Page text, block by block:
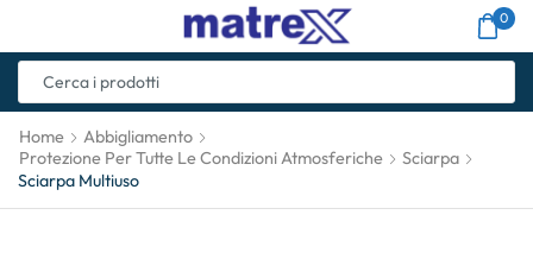
0
Home
Abbigliamento
Protezione Per Tutte Le Condizioni Atmosferiche
Sciarpa
Sciarpa Multiuso